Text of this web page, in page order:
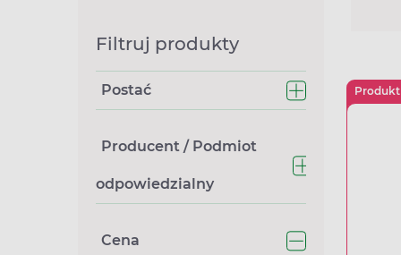
Filtruj produkty
Postać
Producent / Podmiot
odpowiedzialny
Cena